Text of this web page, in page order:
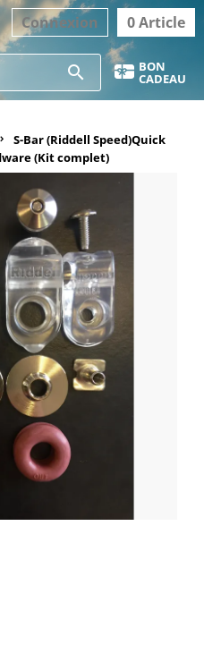
0 Article
Connexion
search BON
CADEAU
S-Bar (Riddell Speed)Quick
(Kit complet)